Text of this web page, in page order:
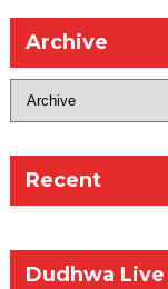
Archive
Recent
Dudhwa